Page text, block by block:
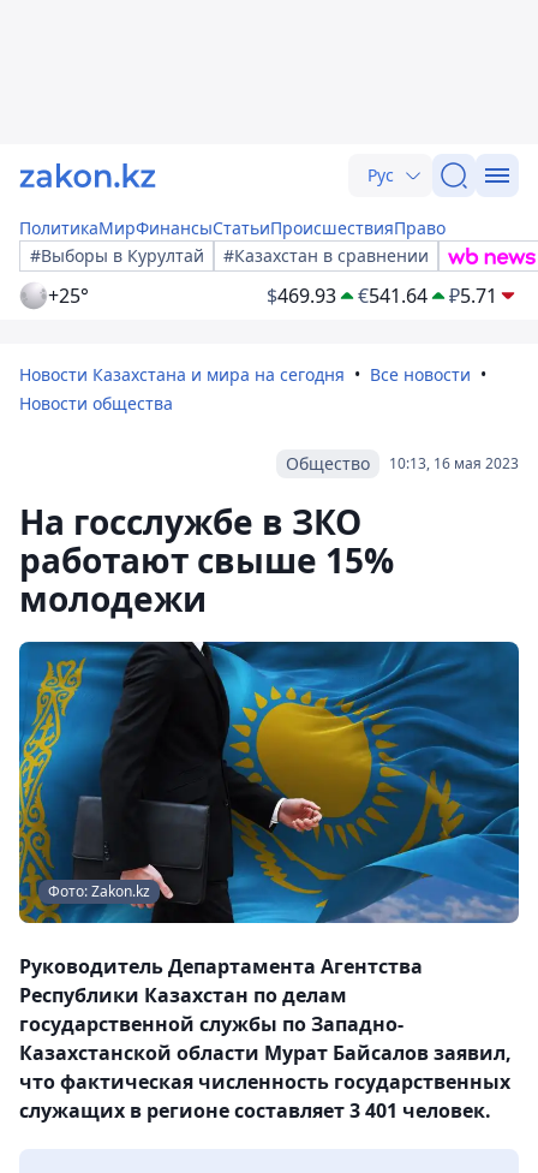
Рус
ПолитикаМирФинансыСтатьиПроисшествияПраво
#Выборы в Курултай
#Казахстан в сравнении
+25° $469.93 €541.64 ₽5.71
Новости Казахстана и мира на сегодня
Все новости
Новости общества
10:13, 16 мая 2023
Общество
На гоcслужбе в ЗКО
работают свыше 15%
молодежи
Фото: Zakon.kz
Руководитель Департамента Агентства
Республики Казахстан по делам
государственной службы по Западно-
Казахстанской области Мурат Байсалов заявил,
что фактическая численность государственных
служащих в регионе составляет 3 401 человек.